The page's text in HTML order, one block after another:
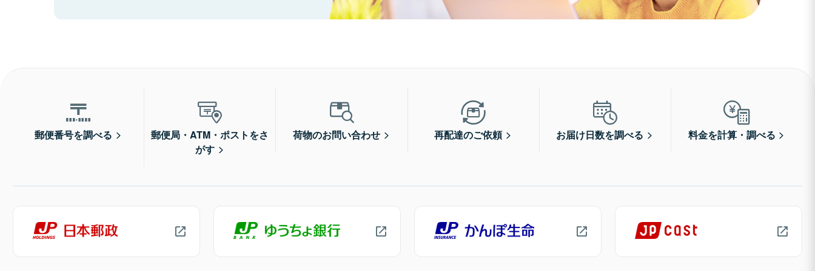
郵便番号を調べる
郵便局・ATM・ポストをさ
がす
荷物のお問い合わせ 再配達のご依頼 お届け日数を調べる 料金を計算・調べる